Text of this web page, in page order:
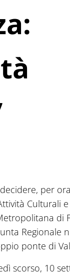
per
Culturali
di
Regionale
ponte di
scorso, 10